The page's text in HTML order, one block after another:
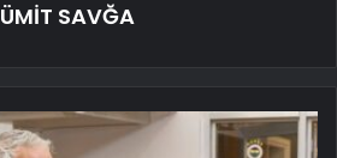
ÜMİT SAVĞA